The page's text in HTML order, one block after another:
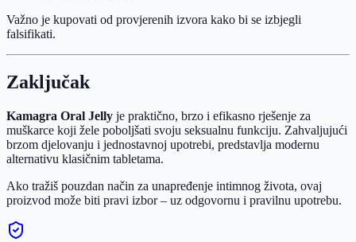
Važno je kupovati od provjerenih izvora kako bi se izbjegli
falsifikati.
Zaključak
Kamagra Oral Jelly je praktično, brzo i efikasno rješenje za
muškarce koji žele poboljšati svoju seksualnu funkciju. Zahvaljujući
brzom djelovanju i jednostavnoj upotrebi, predstavlja modernu
alternativu klasičnim tabletama.
Ako tražiš pouzdan način za unapređenje intimnog života, ovaj
proizvod može biti pravi izbor – uz odgovornu i pravilnu upotrebu.